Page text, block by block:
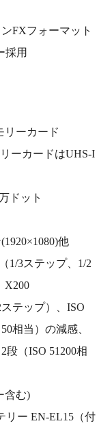
FXフォーマット
採用
リーカード
ーカードはUHS-I
ドット
他
1/3ステップ、1/2
X200
テップ）、ISO
相当）の減感、
段（ISO 51200相
含む)
リー EN-EL15（付